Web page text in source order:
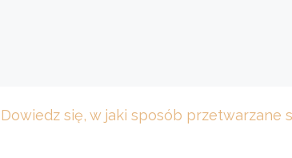
Dowiedz się, w jaki sposób przetwarzane